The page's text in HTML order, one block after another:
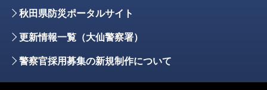
秋田県防災ポータルサイト
更新情報一覧（大仙警察署）
警察官採用募集の新規制作について